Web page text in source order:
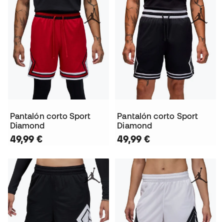
Pantalón corto Sport
Diamond
49,99 €
Pantalón corto Sport
Diamond
49,99 €